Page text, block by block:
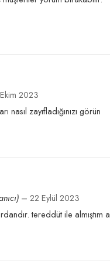
2023
nasıl zayıfladığınızı görün
– 22 Eylül 2023
tereddüt ile